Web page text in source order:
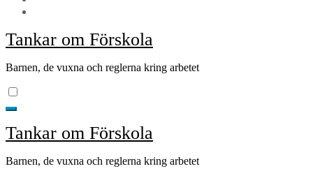
Tankar om Förskola
Barnen, de vuxna och reglerna kring arbetet
Tankar om Förskola
Barnen, de vuxna och reglerna kring arbetet